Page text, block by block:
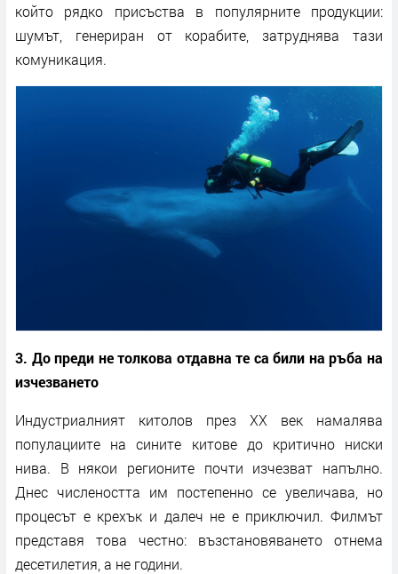
който рядко присъства в популярните продукции:
шумът, генериран от корабите, затруднява тази
комуникация.
3. До преди не толкова отдавна те са били на ръба на
изчезването
Индустриалният китолов през XX век намалява
популациите на сините китове до критично ниски
нива. В някои регионите почти изчезват напълно.
Днес числеността им постепенно се увеличава, но
процесът е крехък и далеч не е приключил. Филмът
представя това честно: възстановяването отнема
десетилетия, а не години.